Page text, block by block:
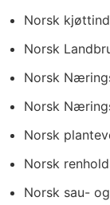
Norsk
Norsk
Norsk
Norsk
Norsk
Norsk
Norsk sau-